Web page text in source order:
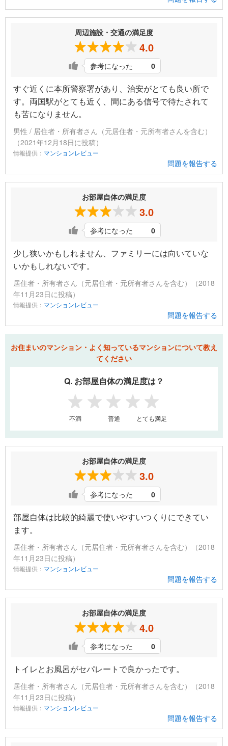
周辺施設・交通の満足度
4.0
参考になった 0
すぐ近くに本所警察署があり、治安がとても良い所で
す。両国駅がとても近く、間にある信号で待たされて
も苦になりません。
男性 / 居住者・所有者さん（元居住者・元所有者さんを含む）
（2021年12月18日に投稿）
情報提供： マンションレビュー
問題を報告する
お部屋自体の満足度
3.0
参考になった 0
少し狭いかもしれません、ファミリーには向いていな
いかもしれないです。
居住者・所有者さん（元居住者・元所有者さんを含む）（2018
年11月23日に投稿）
情報提供： マンションレビュー
問題を報告する
お住まいのマンション・よく知っているマンションについて教え
てください
Q. お部屋自体の満足度は？
1 2 3 4 5
不満 普通 とても満足
お部屋自体の満足度
3.0
参考になった 0
部屋自体は比較的綺麗で使いやすいつくりにできてい
ます。
居住者・所有者さん（元居住者・元所有者さんを含む）（2018
年11月23日に投稿）
情報提供： マンションレビュー
問題を報告する
お部屋自体の満足度
4.0
参考になった 0
トイレとお風呂がセパレートで良かったです。
居住者・所有者さん（元居住者・元所有者さんを含む）（2018
年11月23日に投稿）
情報提供： マンションレビュー
問題を報告する